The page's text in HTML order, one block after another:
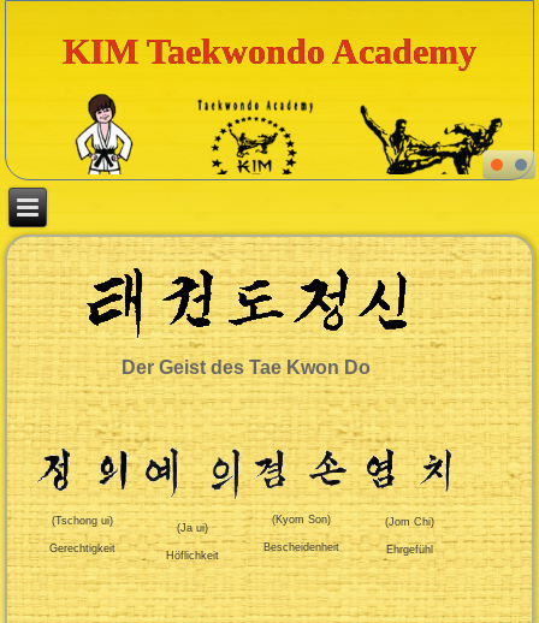
KIM Taekwondo Academy
Der Geist des Tae Kwon Do
(Tschong ui)
Gerechtigkeit
(Ja ui)
Höflichkeit
(Kyom Son)
Bescheidenheit
(Jom Chi)
Ehrgefühl